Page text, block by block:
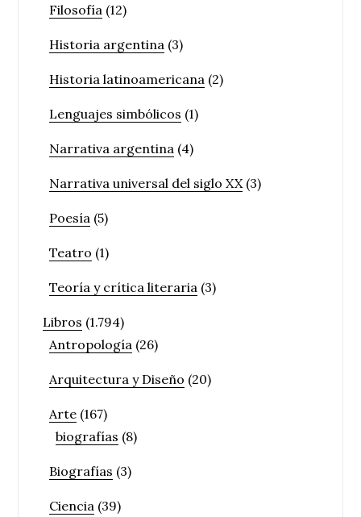
Filosofía (12)
Historia argentina (3)
Historia latinoamericana (2)
Lenguajes simbólicos (1)
Narrativa argentina (4)
Narrativa universal del siglo XX (3)
Poesía (5)
Teatro (1)
Teoría y crítica literaria (3)
Libros (1.794)
Antropología (26)
Arquitectura y Diseño (20)
Arte (167)
biografías (8)
Biografías (3)
Ciencia (39)